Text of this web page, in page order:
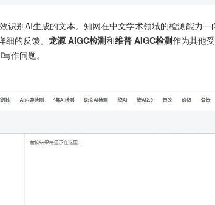
识别AI生成的文本。知网在中文学术领域的检测能力一
的反馈。 龙源 AIGC检测和维普 AIGC检测作为其他
作问题。